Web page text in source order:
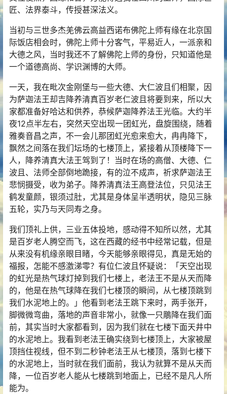
匠、法界泰斗，传授甚深法义。
当初与三世多杰羌佛云高益西诺布佛陀上师有缘在北京国
际饭店相会时，佛陀上师十分客气，平易近人，一派亲和
大德之风，当时我还不了解佛陀上师的身份，只知道他是
一个道德高尚、学识渊博的大师。
一天，我在毗次金刚堡与一些大德、大仁波且们相聚，因
为萨迦法王却吉降养清真百岁老仁波且将要到来，所以大
家都准备好哈达和供养，恭候萨迦降养法王光临。大约半
夜12点半左右，突然天空出现一团虹光，盘旋围绕，随着
雅奏音昌之声，不一会儿那团虹光愈来愈大，冉冉降下，
飘然之间落在我们坛场的七楼顶上，紧接着从顶楼降下一
人，降养清真大法王驾到了！当时在场的高僧、大德、仁
波且、法师全部倒地跪接，有的泣不成声，祈求萨迦法王
悲悯摄受，收为弟子。降养清真法王高登法位，只见法王
鹤发童颜，银须过肚，尤其是身体呈半透明状，隐见三脉
五轮，实乃与天同寿之身。
我们顶礼上供，三业五体投地，感动得不知所以然，尤其
是百岁老人腾空而飞，这在西藏的经书中经常记载，但是
从来没有机缘亲眼目睹，今天能够亲眼得见，真是无始的
福报，怎能不感激涕零？有位仁波且怀疑说：「天空出现
的虹光是热气球灯掉到我们七楼上，老法王不是从天而降
的，他是在热气球降在我们七楼顶的瞬间，从七楼顶跳到
我们水泥地上的。」他看到老法王跳下来时，两手张开，
脚微微弯曲，落地的声音非常小，就像一只鵰降在我们面
前，其实当时大家都看到，因为我们就在七楼下面天井中
的水泥地上。我看到老法王确实绕到七楼顶上，大家被屋
顶挡住视线，但不到二秒钟老法王从七楼顶，落到七楼下
的水泥地上，当时就在我们面前，我认为就算不是从天而
降，一位百岁老人能从七楼跳到地面上，已经不是凡人所
能为。